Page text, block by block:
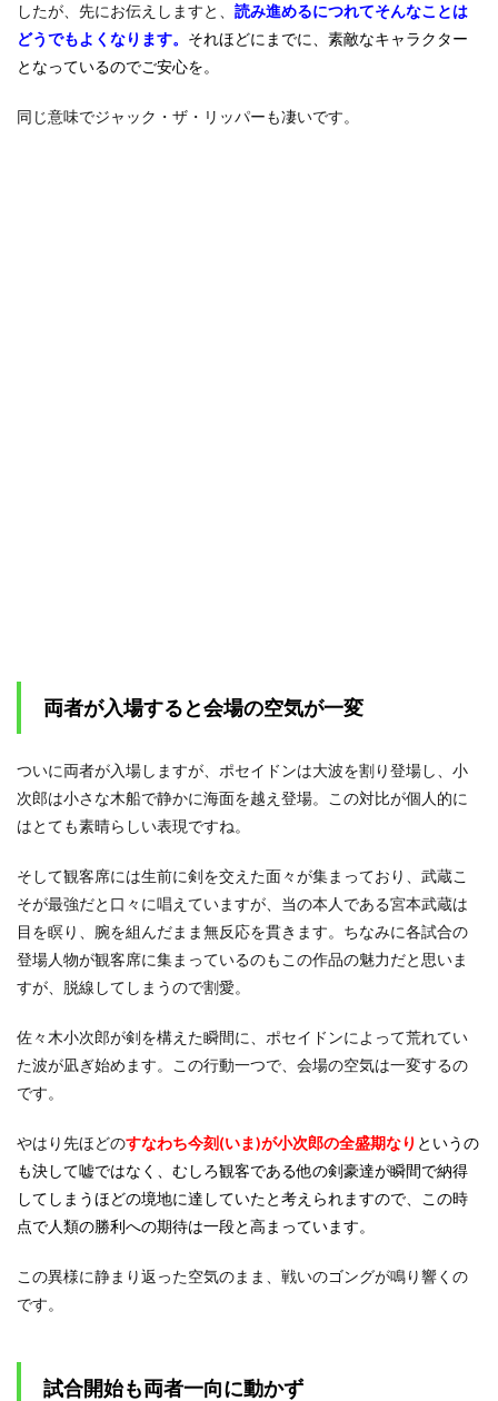
したが、先にお伝えしますと、 読み進めるにつれてそんなことは
どうでもよくなります。 それほどにまでに、素敵なキャラクター
となっているのでご安心を。
同じ意味でジャック・ザ・リッパーも凄いです。
両者が入場すると会場の空気が一変
ついに両者が入場しますが、ポセイドンは大波を割り登場し、小
次郎は小さな木船で静かに海面を越え登場。この対比が個人的に
はとても素晴らしい表現ですね。
そして観客席には生前に剣を交えた面々が集まっており、武蔵こ
そが最強だと口々に唱えていますが、当の本人である宮本武蔵は
目を瞑り、腕を組んだまま無反応を貫きます。ちなみに各試合の
登場人物が観客席に集まっているのもこの作品の魅力だと思いま
すが、脱線してしまうので割愛。
佐々木小次郎が剣を構えた瞬間に、ポセイドンによって荒れてい
た波が凪ぎ始めます。この行動一つで、会場の空気は一変するの
です。
やはり先ほどのすなわち今刻(いま)が小次郎の全盛期なり というの
も決して嘘ではなく、むしろ観客である他の剣豪達が瞬間で納得
してしまうほどの境地に達していたと考えられますので、この時
点で人類の勝利への期待は一段と高まっています。
この異様に静まり返った空気のまま、戦いのゴングが鳴り響くの
です。
試合開始も両者一向に動かず